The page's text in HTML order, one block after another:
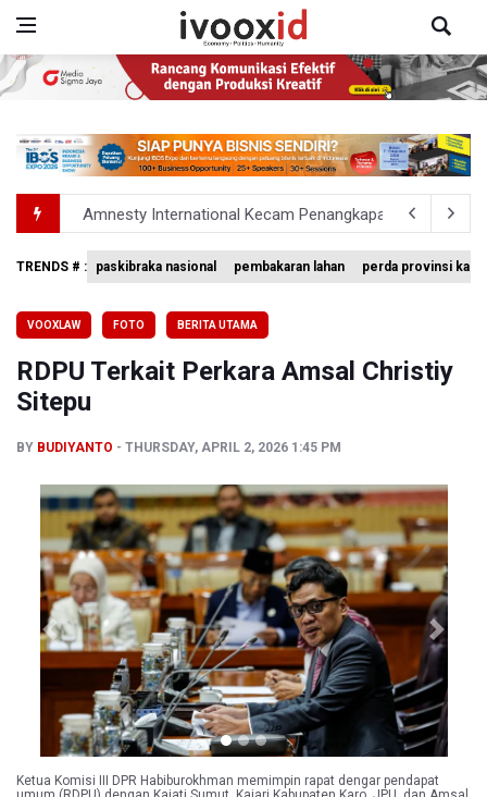
Amnesty International Kecam Penangkapan Dua
BGN Beri Batas Waktu SPPG Kantongi SLHS Paling
Pertumbuhan Ekonomi 5,3 Persen Belum Cukup
Anggota DPR Desak Polisi Usut Tuntas Temuan
TRENDS # : paskibraka nasional pembakaran lahan perda provinsi
VOOXLAW FOTO BERITA UTAMA
RDPU Terkait Perkara Amsal Christiy
Sitepu
BY BUDIYANTO THURSDAY, APRIL 2, 2026 1:45 PM
Previous Next
Ketua Komisi III DPR Habiburokhman memimpin rapat dengar pendapat